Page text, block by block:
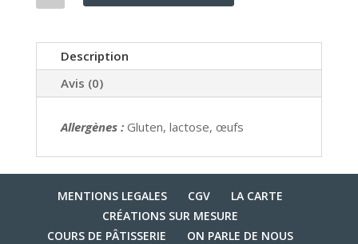
Description
Avis (0)
Allergènes :Gluten, lactose, œufs
MENTIONS LEGALES CGV
LA CARTE
CRÉATIONS SUR MESURE
COURS DE PÂTISSERIE
ON PARLE DE NOUS